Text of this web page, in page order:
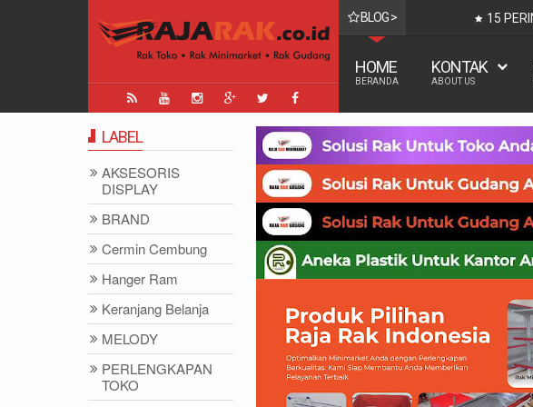
BLOG >
UANG TERTINGGI DI DUNIA
HOME
BERANDA
KONTAK
ABOUT US
LABEL
AKSESORIS
DISPLAY
BRAND
Cermin Cembung
Hanger Ram
Keranjang Belanja
MELODY
PERLENGKAPAN
TOKO